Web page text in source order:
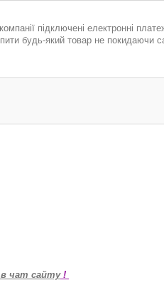
підключені електронні
будь-який товар не покидаючи
в чат сайту!